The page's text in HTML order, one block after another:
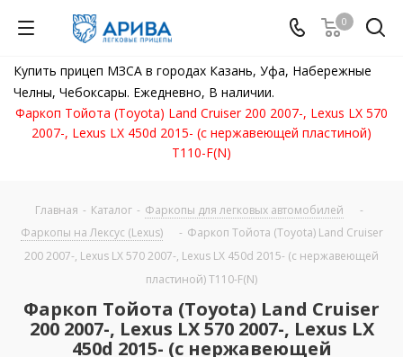
0
Купить прицеп МЗСА в городах Казань, Уфа, Набережные
Челны, Чебоксары. Ежедневно, В наличии.
Фаркоп Тойота (Toyota) Land Cruiser 200 2007-, Lexus LX 570
2007-, Lexus LX 450d 2015- (с нержавеющей пластиной)
T110-F(N)
Главная - Каталог - Фаркопы для легковых автомобилей
-
Фаркопы на Лексус (Lexus)
- Фаркоп Тойота (Toyota) Land Cruiser
200 2007-, Lexus LX 570 2007-, Lexus LX 450d 2015- (с нержавеющей
пластиной) T110-F(N)
Фаркоп Тойота (Toyota) Land Cruiser
200 2007-, Lexus LX 570 2007-, Lexus LX
450d 2015- (с нержавеющей